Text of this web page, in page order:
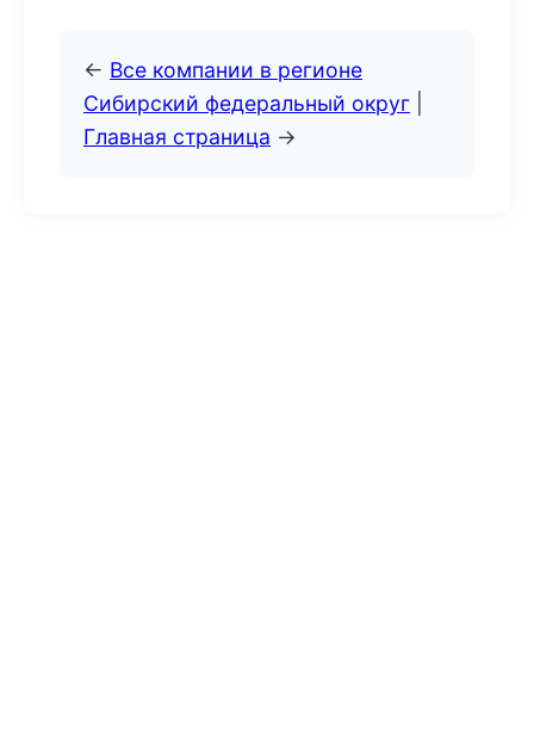
← Все компании в регионе
Сибирский федеральный округ
Главная страница →